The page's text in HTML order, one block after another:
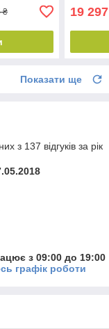
₴ 19 297
Показати ще
з 137 відгуків за рік
з 09:00 до 19:00
графік роботи